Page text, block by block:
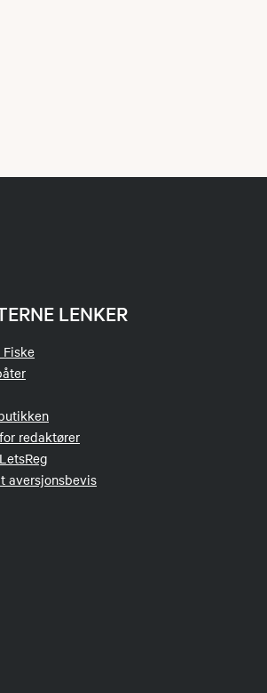
LENKER
redaktører
aversjonsbevis